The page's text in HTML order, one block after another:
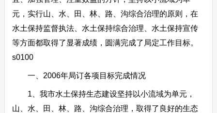
元，实行山、水、田、林、路、沟综合治理的原则，在
水土保持监督执法、水土保持综合治理、水土保持宣传
等方面都取得了显著成绩，圆满完成了局定工作目标。
s0100
一、2006年局订各项目标完成情况
1、我市水土保持生态建设坚持以小流域为单元，
山、水、田、林、路、沟综合治理，取得了良好的生态